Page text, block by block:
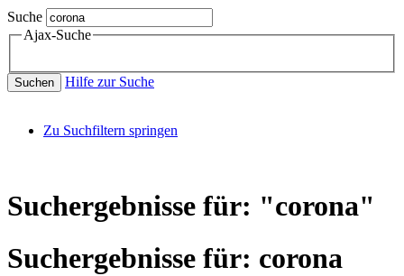
Suche
Ajax-Suche
Suchen Hilfe zur Suche
Zu Suchfiltern springen
Suchergebnisse für: "corona"
Suchergebnisse für: corona